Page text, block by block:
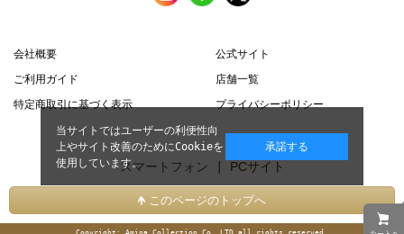
会社概要
公式サイト
ご利用ガイド
店舗一覧
特定商取引に基づく表示
プライバシーポリシー
スマートフォン | PCサイト
このページのトップへ
Copyright: Amina Collection Co.,LTD all rights reserved.
当サイトではユーザーの利便性向
上やサイト改善のためにCookieを
使用しています。
承諾する